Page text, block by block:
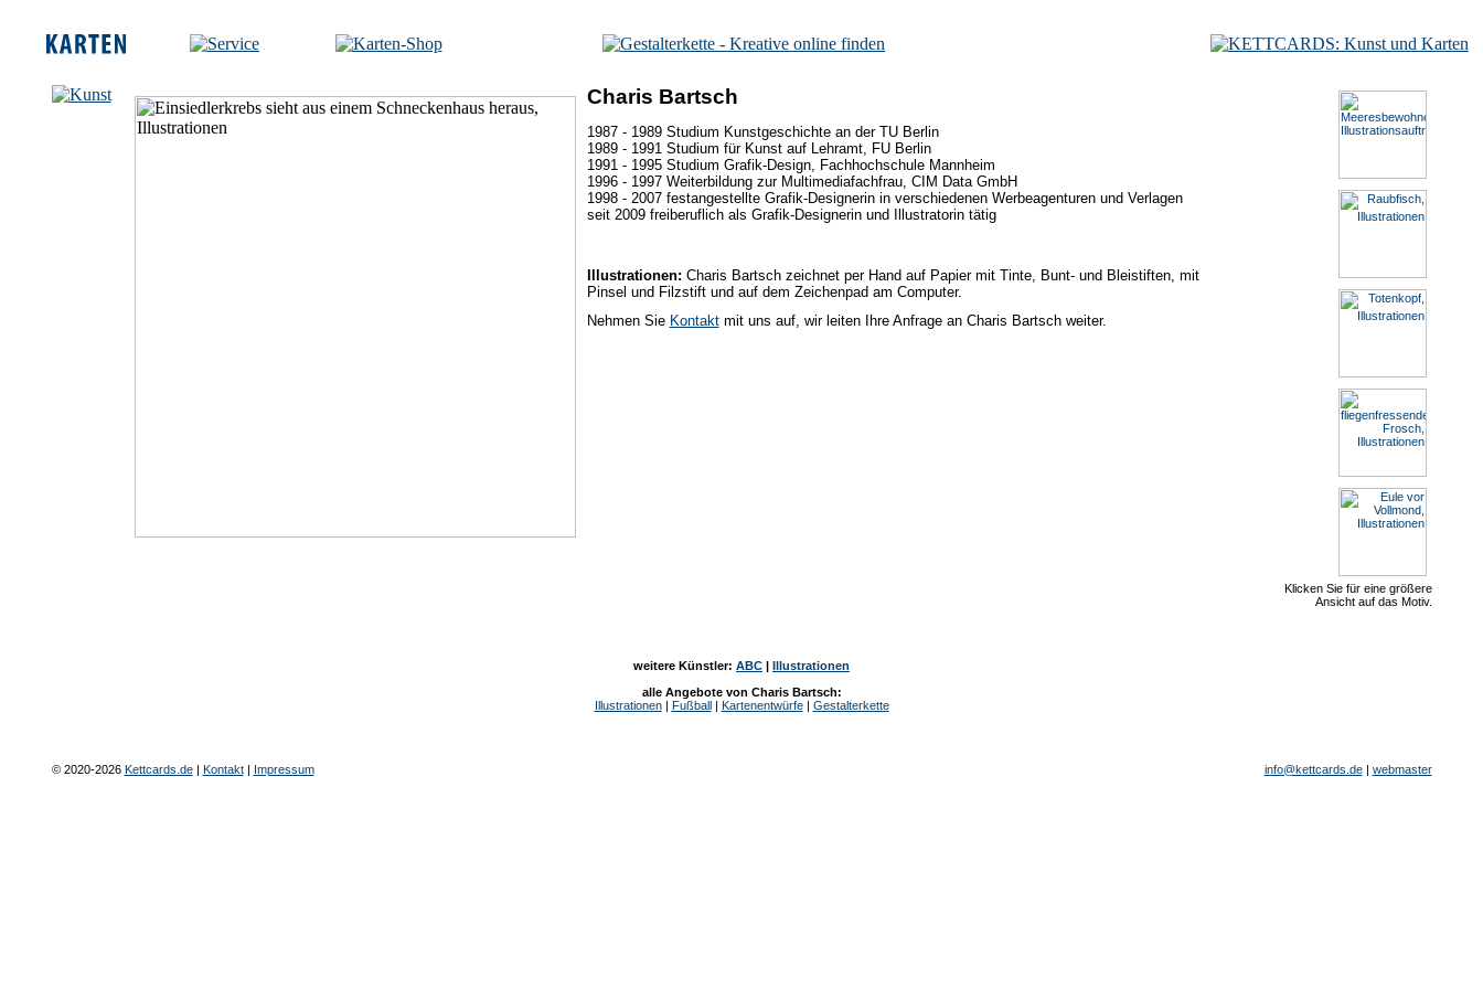
Charis Bartsch
1987 - 1989 Studium Kunstgeschichte an der TU Berlin
1989 - 1991 Studium für Kunst auf Lehramt, FU Berlin
1991 - 1995 Studium Grafik-Design, Fachhochschule Mannheim
1996 - 1997 Weiterbildung zur Multimediafachfrau, CIM Data GmbH
1998 - 2007 festangestellte Grafik-Designerin in verschiedenen Werbeagenturen und Verlagen
seit 2009 freiberuflich als Grafik-Designerin und Illustratorin tätig
Illustrationen: Charis Bartsch zeichnet per Hand auf Papier mit Tinte, Bunt- und Bleistiften, mit
Pinsel und Filzstift und auf dem Zeichenpad am Computer.
Nehmen Sie Kontaktmit uns auf, wir leiten Ihre Anfrage an Charis Bartsch weiter.
Klicken Sie für eine größere
Ansicht auf das Motiv.
weitere Künstler: ABC | Illustrationen
alle Angebote von Charis Bartsch:
Illustrationen| Fußball| Kartenentwürfe| Gestalterkette
© 2020-2026 Kettcards.de| Kontakt| Impressum info@kettcards.de| webmaster